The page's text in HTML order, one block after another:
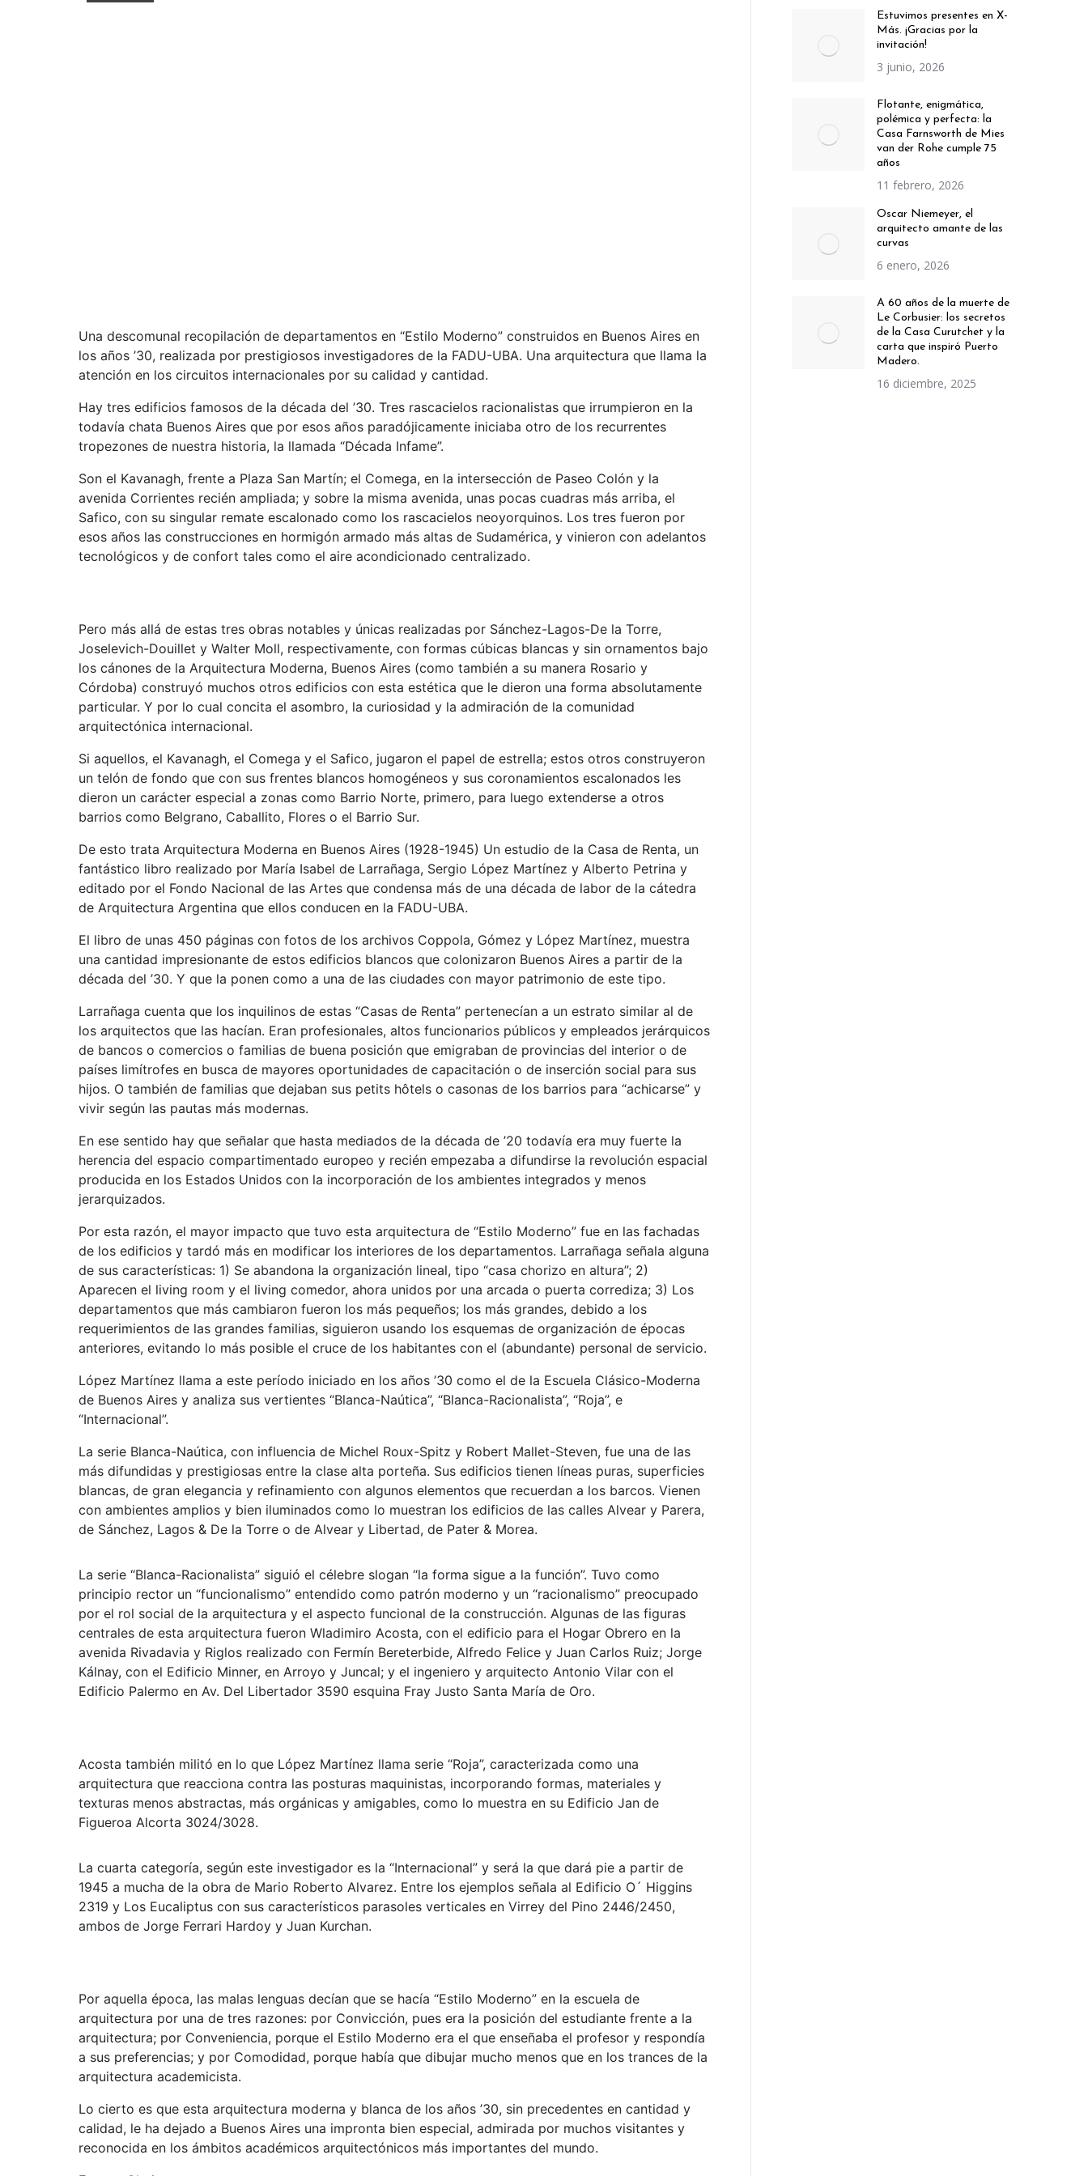
Una descomunal recopilación de departamentos en “Estilo Moderno” construidos en Buenos Aires en
los años ’30, realizada por prestigiosos investigadores de la FADU-UBA. Una arquitectura que llama la
atención en los circuitos internacionales por su calidad y cantidad.
Hay tres edificios famosos de la década del ’30. Tres rascacielos racionalistas que irrumpieron en la
todavía chata Buenos Aires que por esos años paradójicamente iniciaba otro de los recurrentes
tropezones de nuestra historia, la llamada “Década Infame”.
Son el Kavanagh, frente a Plaza San Martín; el Comega, en la intersección de Paseo Colón y la
avenida Corrientes recién ampliada; y sobre la misma avenida, unas pocas cuadras más arriba, el
Safico, con su singular remate escalonado como los rascacielos neoyorquinos. Los tres fueron por
esos años las construcciones en hormigón armado más altas de Sudamérica, y vinieron con adelantos
tecnológicos y de confort tales como el aire acondicionado centralizado.
Pero más allá de estas tres obras notables y únicas realizadas por Sánchez-Lagos-De la Torre,
Joselevich-Douillet y Walter Moll, respectivamente, con formas cúbicas blancas y sin ornamentos bajo
los cánones de la Arquitectura Moderna, Buenos Aires (como también a su manera Rosario y
Córdoba) construyó muchos otros edificios con esta estética que le dieron una forma absolutamente
particular. Y por lo cual concita el asombro, la curiosidad y la admiración de la comunidad
arquitectónica internacional.
Si aquellos, el Kavanagh, el Comega y el Safico, jugaron el papel de estrella; estos otros construyeron
un telón de fondo que con sus frentes blancos homogéneos y sus coronamientos escalonados les
dieron un carácter especial a zonas como Barrio Norte, primero, para luego extenderse a otros
barrios como Belgrano, Caballito, Flores o el Barrio Sur.
De esto trata Arquitectura Moderna en Buenos Aires (1928-1945) Un estudio de la Casa de Renta, un
fantástico libro realizado por María Isabel de Larrañaga, Sergio López Martínez y Alberto Petrina y
editado por el Fondo Nacional de las Artes que condensa más de una década de labor de la cátedra
de Arquitectura Argentina que ellos conducen en la FADU-UBA.
El libro de unas 450 páginas con fotos de los archivos Coppola, Gómez y López Martínez, muestra
una cantidad impresionante de estos edificios blancos que colonizaron Buenos Aires a partir de la
década del ’30. Y que la ponen como a una de las ciudades con mayor patrimonio de este tipo.
Larrañaga cuenta que los inquilinos de estas “Casas de Renta” pertenecían a un estrato similar al de
los arquitectos que las hacían. Eran profesionales, altos funcionarios públicos y empleados jerárquicos
de bancos o comercios o familias de buena posición que emigraban de provincias del interior o de
países limítrofes en busca de mayores oportunidades de capacitación o de inserción social para sus
hijos. O también de familias que dejaban sus petits hôtels o casonas de los barrios para “achicarse” y
vivir según las pautas más modernas.
En ese sentido hay que señalar que hasta mediados de la década de ’20 todavía era muy fuerte la
herencia del espacio compartimentado europeo y recién empezaba a difundirse la revolución espacial
producida en los Estados Unidos con la incorporación de los ambientes integrados y menos
jerarquizados.
Por esta razón, el mayor impacto que tuvo esta arquitectura de “Estilo Moderno” fue en las fachadas
de los edificios y tardó más en modificar los interiores de los departamentos. Larrañaga señala alguna
de sus características: 1) Se abandona la organización lineal, tipo “casa chorizo en altura”; 2)
Aparecen el living room y el living comedor, ahora unidos por una arcada o puerta corrediza; 3) Los
departamentos que más cambiaron fueron los más pequeños; los más grandes, debido a los
requerimientos de las grandes familias, siguieron usando los esquemas de organización de épocas
anteriores, evitando lo más posible el cruce de los habitantes con el (abundante) personal de servicio.
López Martínez llama a este período iniciado en los años ’30 como el de la Escuela Clásico-Moderna
de Buenos Aires y analiza sus vertientes “Blanca-Naútica”, “Blanca-Racionalista”, “Roja”, e
“Internacional”.
La serie Blanca-Naútica, con influencia de Michel Roux-Spitz y Robert Mallet-Steven, fue una de las
más difundidas y prestigiosas entre la clase alta porteña. Sus edificios tienen líneas puras, superficies
blancas, de gran elegancia y refinamiento con algunos elementos que recuerdan a los barcos. Vienen
con ambientes amplios y bien iluminados como lo muestran los edificios de las calles Alvear y Parera,
de Sánchez, Lagos & De la Torre o de Alvear y Libertad, de Pater & Morea.
La serie “Blanca-Racionalista” siguió el célebre slogan “la forma sigue a la función”. Tuvo como
principio rector un “funcionalismo” entendido como patrón moderno y un “racionalismo” preocupado
por el rol social de la arquitectura y el aspecto funcional de la construcción. Algunas de las figuras
centrales de esta arquitectura fueron Wladimiro Acosta, con el edificio para el Hogar Obrero en la
avenida Rivadavia y Riglos realizado con Fermín Bereterbide, Alfredo Felice y Juan Carlos Ruiz; Jorge
Kálnay, con el Edificio Minner, en Arroyo y Juncal; y el ingeniero y arquitecto Antonio Vilar con el
Edificio Palermo en Av. Del Libertador 3590 esquina Fray Justo Santa María de Oro.
Acosta también militó en lo que López Martínez llama serie “Roja”, caracterizada como una
arquitectura que reacciona contra las posturas maquinistas, incorporando formas, materiales y
texturas menos abstractas, más orgánicas y amigables, como lo muestra en su Edificio Jan de
Figueroa Alcorta 3024/3028.
La cuarta categoría, según este investigador es la “Internacional” y será la que dará pie a partir de
1945 a mucha de la obra de Mario Roberto Alvarez. Entre los ejemplos señala al Edificio O´ Higgins
2319 y Los Eucaliptus con sus característicos parasoles verticales en Virrey del Pino 2446/2450,
ambos de Jorge Ferrari Hardoy y Juan Kurchan.
Por aquella época, las malas lenguas decían que se hacía “Estilo Moderno” en la escuela de
arquitectura por una de tres razones: por Convicción, pues era la posición del estudiante frente a la
arquitectura; por Conveniencia, porque el Estilo Moderno era el que enseñaba el profesor y respondía
a sus preferencias; y por Comodidad, porque había que dibujar mucho menos que en los trances de la
arquitectura academicista.
Lo cierto es que esta arquitectura moderna y blanca de los años ’30, sin precedentes en cantidad y
calidad, le ha dejado a Buenos Aires una impronta bien especial, admirada por muchos visitantes y
reconocida en los ámbitos académicos arquitectónicos más importantes del mundo.
Estuvimos presentes en X-
Más. ¡Gracias por la
invitación!
3 junio, 2026
Flotante, enigmática,
polémica y perfecta: la
Casa Farnsworth de Mies
van der Rohe cumple 75
años
11 febrero, 2026
Oscar Niemeyer, el
arquitecto amante de las
curvas
6 enero, 2026
A 60 años de la muerte de
Le Corbusier: los secretos
de la Casa Curutchet y la
carta que inspiró Puerto
Madero.
16 diciembre, 2025